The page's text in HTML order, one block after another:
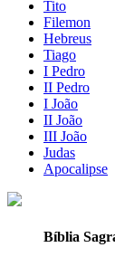
Tito
Filemon
Hebreus
Tiago
I Pedro
II Pedro
I João
II João
III João
Judas
Apocalipse
Bíblia